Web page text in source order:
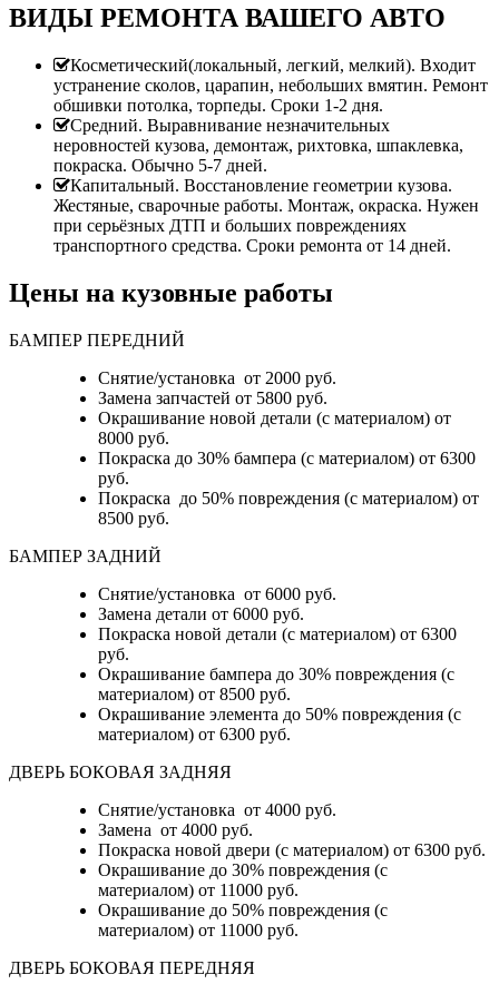
ВИДЫ РЕМОНТА ВАШЕГО АВТО
Косметический(локальный, легкий, мелкий). Входит
устранение сколов, царапин, небольших вмятин. Ремонт
обшивки потолка, торпеды. Сроки 1-2 дня.
Средний. Выравнивание незначительных
неровностей кузова, демонтаж, рихтовка, шпаклевка,
покраска. Обычно 5-7 дней.
Капитальный. Восстановление геометрии кузова.
Жестяные, сварочные работы. Монтаж, окраска. Нужен
при серьёзных ДТП и больших повреждениях
транспортного средства. Сроки ремонта от 14 дней.
Цены на кузовные работы
БАМПЕР ПЕРЕДНИЙ
Снятие/установка от 2000 руб.
Замена запчастей от 5800 руб.
Окрашивание новой детали (с материалом) от
8000 руб.
Покраска до 30% бампера (с материалом) от 6300
руб.
Покраска до 50% повреждения (с материалом) от
8500 руб.
БАМПЕР ЗАДНИЙ
Снятие/установка от 6000 руб.
Замена детали от 6000 руб.
Покраска новой детали (с материалом) от 6300
руб.
Окрашивание бампера до 30% повреждения (с
материалом) от 8500 руб.
Окрашивание элемента до 50% повреждения (с
материалом) от 6300 руб.
ДВЕРЬ БОКОВАЯ ЗАДНЯЯ
Снятие/установка от 4000 руб.
Замена от 4000 руб.
Покраска новой двери (с материалом) от 6300 руб.
Окрашивание до 30% повреждения (с
материалом) от 11000 руб.
Окрашивание до 50% повреждения (с
материалом) от 11000 руб.
ДВЕРЬ БОКОВАЯ ПЕРЕДНЯЯ